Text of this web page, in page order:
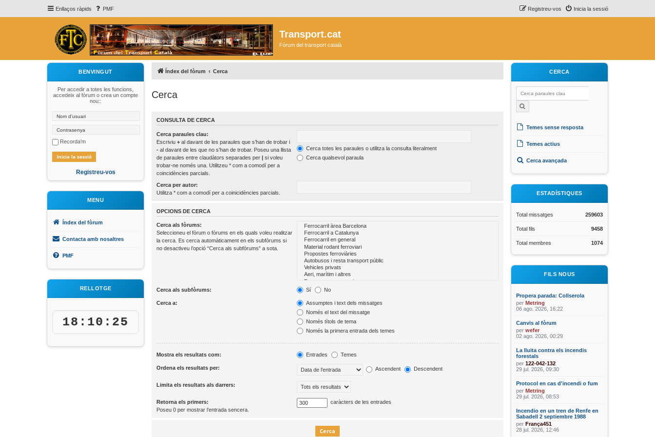
Enllaços ràpids PMF Inicia la sessió
Registreu-vos
Transport.cat
Fòrum del transport català
BENVINGUT
Per accedir a totes les funcions,
accedeix al fòrum o crea un compte
nou::
Recorda’m
Registreu-vos
MENU
Índex del fòrum
Contacta amb nosaltres
PMF
RELLOTGE
18:10:25
Índex del fòrum Cerca
Cerca
CONSULTA DE CERCA
Cerca paraules clau:
Escriviu + al davant de les paraules que s’han de trobar i
- al davant de les que no s’han de trobar. Poseu una llista
de paraules entre claudàtors separades per | si voleu
trobar-ne només una. Utilitzeu * com a comodí per a
coincidències parcials.
Cerca totes les paraules o utilitza la consulta literalment
Cerca qualsevol paraula
Cerca per autor:
Utilitza * com a comodí per a coinicidències parcials.
OPCIONS DE CERCA
Cerca als fòrums:
Seleccioneu el fòrum o fòrums en els quals voleu realitzar
la cerca. Es cerca automàticament en els subfòrums si
no desactiveu l’opció “Cerca als subfòrums” a sota.
Cerca als subfòrums: Sí No
Cerca a:
Assumptes i text dels missatges
Només el text del missatge
Només títols de tema
Només la primera entrada dels temes
Mostra els resultats com: Entrades Temes
Ordena els resultats per: Ascendent Descendent
Limita els resultats als darrers:
Retorna els primers:
Poseu 0 per mostrar l’entrada sencera.
caràcters de les entrades
CERCA
Temes sense resposta
Temes actius
Cerca avançada
ESTADÍSTIQUES
Total missatges 259603
Total fils 9458
Total membres 1074
FILS NOUS
Propera parada: Collserola
per Metring
06 ago. 2026, 16:22
Canvis al fòrum
per wefer
02 ago. 2026, 00:29
La lluita contra els incendis
forestals
per 122-042-132
29 jul. 2026, 09:30
Protocol en cas d'incendi o fum
per Metring
29 jul. 2026, 08:53
Incendio en un tren de Renfe en
Sabadell 2 septiembre 1988
per França451
28 jul. 2026, 12:46